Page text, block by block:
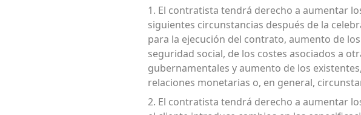
1. El contratista tendrá derecho a aumentar
siguientes circunstancias después de la
para la ejecución del contrato, aumento de
seguridad social, de los costes asociados a
gubernamentales y aumento de los
relaciones monetarias o, en general,
2. El contratista tendrá derecho a aumentar